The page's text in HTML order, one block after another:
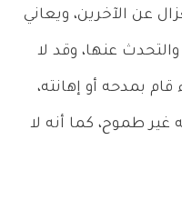
عن الآخرين، ويعاني
عنها، وقد لا
بمدحه أو إهانته،
غير طموح، كما أنه لا